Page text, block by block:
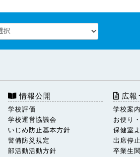
情報公開
学校評価
学校運営協議会
いじめ防止基本方針
警備防災規定
部活動活動方針
広報
学校案
お便り
保健室
出席停
卒業生